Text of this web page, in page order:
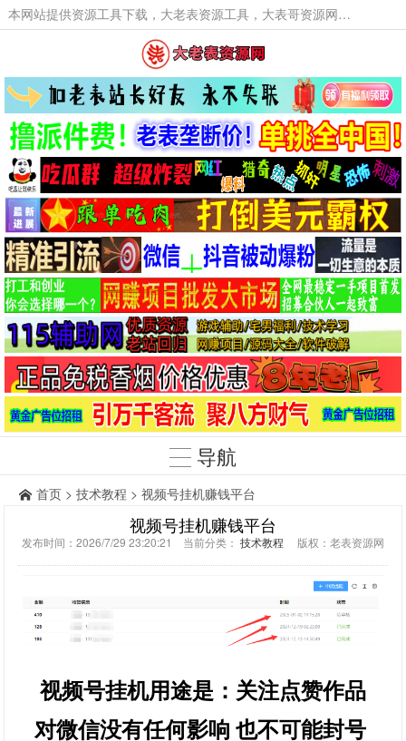
本网站提供资源工具下载，大老表资源工具，大表哥资源网软件工具，大老表资源下载，活动线报福利资源分享,活动线报，大型网游经典游戏，网络热门技术游戏辅助交流与分享。
导航
首页 > 技术教程 > 视频号挂机赚钱平台
视频号挂机赚钱平台
发布时间：2026/7/29 23:20:21 当前分类： 技术教程 版权：老表资源网
视频号挂机用途是：关注点赞作品
对微信没有任何影响 也不可能封号